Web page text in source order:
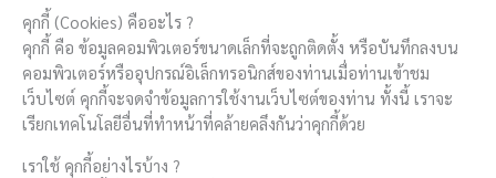
คุกกี้ (Cookies) คืออะไร ?
คุกกี้ คือ ข้อมูลคอมพิวเตอร์ขนาดเล็กที่จะถูกติดตั้ง หรือบันทึกลงบน
คอมพิวเตอร์หรืออุปกรณ์อิเล็กทรอนิกส์ของท่านเมื่อท่านเข้าชม
เว็บไซต์ คุกกี้จะจดจำข้อมูลการใช้งานเว็บไซต์ของท่าน ทั้งนี้ เราจะ
เรียกเทคโนโลยีอื่นที่ทำหน้าที่คล้ายคลึงกันว่าคุกกี้ด้วย
เราใช้ คุกกี้อย่างไรบ้าง ?